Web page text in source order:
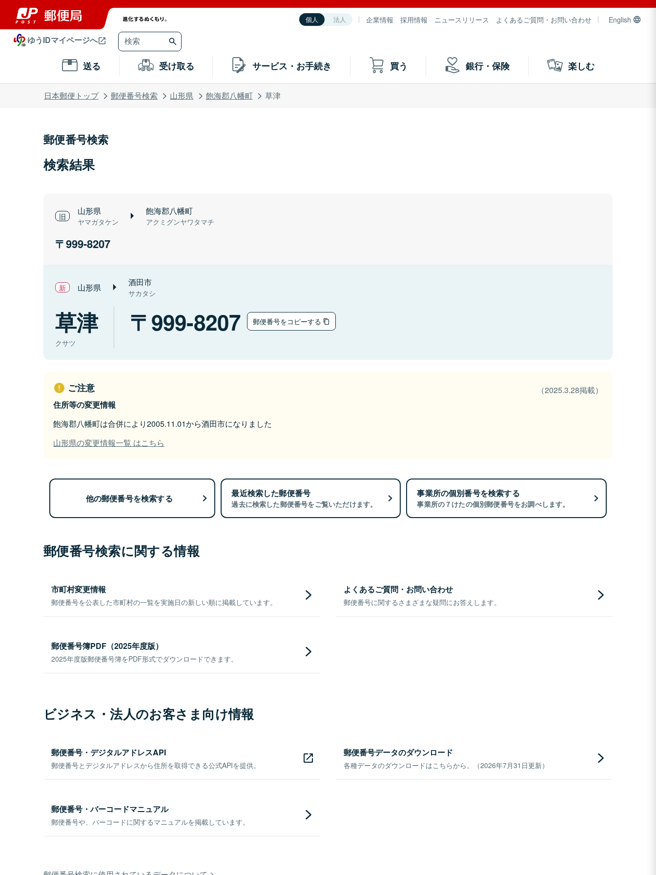
個人 法人 企業情報 採用情報 ニュースリリース よくあるご質問・お問い合わせ English
ゆうIDマイページへ
送る 受け取る サービス・お手続き 買う 銀行・保険 楽しむ
日本郵便トップ 郵便番号検索 山形県 飽海郡八幡町 草津
郵便番号検索
検索結果
山形県
ヤマガタケン
飽海郡八幡町
アクミグンヤワタマチ
999-8207
山形県 酒田市
サカタシ
草津
クサツ
999-8207 郵便番号をコピーする
ご注意
（2025.3.28掲載）
住所等の変更情報
飽海郡八幡町は合併により2005.11.01から酒田市になりました
山形県の変更情報一覧 はこちら
他の郵便番号を検索する 最近検索した郵便番号
過去に検索した郵便番号をご覧いただけます。
事業所の個別番号を検索する
事業所の７けたの個別郵便番号をお調べします。
郵便番号検索に関する情報
市町村変更情報
郵便番号を公表した市町村の一覧を実施日の新しい順に掲載しています。
よくあるご質問・お問い合わせ
郵便番号に関するさまざまな疑問にお答えします。
郵便番号簿PDF（2025年度版）
2025年度版郵便番号簿をPDF形式でダウンロードできます。
ビジネス・法人のお客さま向け情報
郵便番号・デジタルアドレスAPI
郵便番号とデジタルアドレスから住所を取得できる公式APIを提供。
郵便番号データのダウンロード
各種データのダウンロードはこちらから。（2026年7月31日更新）
郵便番号・バーコードマニュアル
郵便番号や、バーコードに関するマニュアルを掲載しています。